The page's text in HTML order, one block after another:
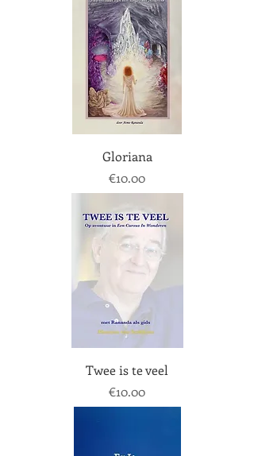
Gloriana
Price
€10.00
Twee is te veel
Price
€10.00